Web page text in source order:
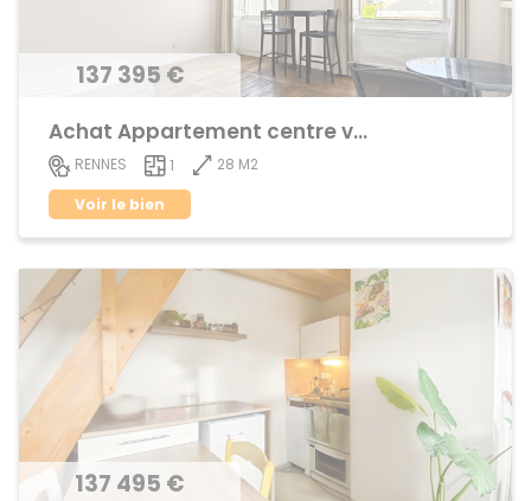
137 395 €
Achat Appartement centre ville
RENNES 1
28 M2
Voir le bien
137 495 €